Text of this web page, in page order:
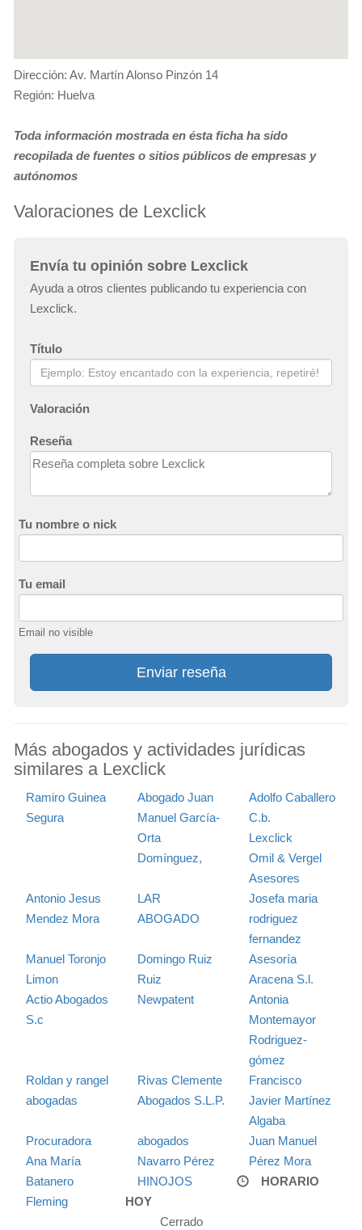
Dirección: Av. Martín Alonso Pinzón 14
Región: Huelva
Toda información mostrada en ésta ficha ha sido
recopilada de fuentes o sitios públicos de empresas y
autónomos
Valoraciones de Lexclick
Envía tu opinión sobre Lexclick
Ayuda a otros clientes publicando tu experiencia con
Lexclick.
Título
Valoración
Reseña
Tu nombre o nick
Tu email
Email no visible
Enviar reseña
Más abogados y actividades jurídicas
similares a Lexclick
Ramiro Guinea
Segura
Abogado Juan
Manuel García-
Orta
Domínguez,
Adolfo Caballero
C.b.
Lexclick
Omil & Vergel
Asesores
Antonio Jesus
Mendez Mora
LAR
ABOGADO
Josefa maria
rodriguez
fernandez
Manuel Toronjo
Limon
Domingo Ruiz
Ruiz
Asesoría
Aracena S.l.
Actio Abogados
S.c
Newpatent
Antonia
Montemayor
Rodriguez-
gómez
Roldan y rangel
abogadas
Rivas Clemente
Abogados S.L.P.
Francisco
Javier Martínez
Algaba
Procuradora
Ana María
Batanero
Fleming
abogados
Navarro Pérez
HINOJOS
Juan Manuel
Pérez Mora
HORARIO
HOY
Cerrado